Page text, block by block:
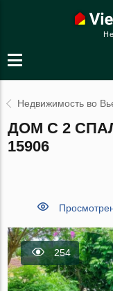
Недвижимость во
ДОМ С 2
15906
254